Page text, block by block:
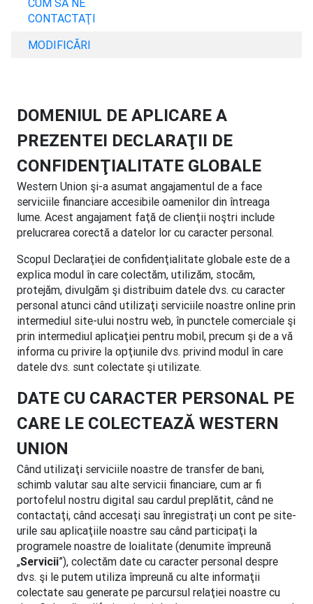
CUM SĂ NE
CONTACTAŢI
MODIFICĂRI
DOMENIUL DE APLICARE A
PREZENTEI DECLARAŢII DE
CONFIDENŢIALITATE GLOBALE
Western Union şi-a asumat angajamentul de a face
serviciile financiare accesibile oamenilor din întreaga
lume. Acest angajament faţă de clienţii noştri include
prelucrarea corectă a datelor lor cu caracter personal.
Scopul Declaraţiei de confidenţialitate globale este de a
explica modul în care colectăm, utilizăm, stocăm,
protejăm, divulgăm şi distribuim datele dvs. cu caracter
personal atunci când utilizaţi serviciile noastre online prin
intermediul site-ului nostru web, în punctele comerciale şi
prin intermediul aplicaţiei pentru mobil, precum şi de a vă
informa cu privire la opţiunile dvs. privind modul în care
datele dvs. sunt colectate şi utilizate.
DATE CU CARACTER PERSONAL PE
CARE LE COLECTEAZĂ WESTERN
UNION
Când utilizaţi serviciile noastre de transfer de bani,
schimb valutar sau alte servicii financiare, cum ar fi
portofelul nostru digital sau cardul preplătit, când ne
contactaţi, când accesaţi sau înregistraţi un cont pe site-
urile sau aplicaţiile noastre sau când participaţi la
programele noastre de loialitate (denumite împreună
„Servicii”), colectăm date cu caracter personal despre
dvs. şi le putem utiliza împreună cu alte informaţii
colectate sau generate pe parcursul relaţiei noastre cu